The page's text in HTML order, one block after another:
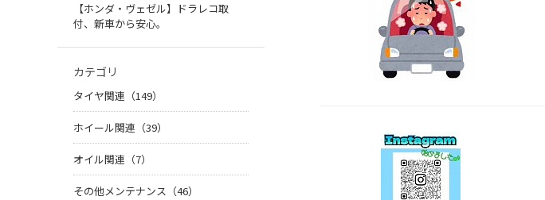
【ホンダ・ヴェゼル】ドラレコ取
付、新車から安心。
カテゴリ
タイヤ関連（149）
ホイール関連（39）
オイル関連（7）
その他メンテナンス（46）